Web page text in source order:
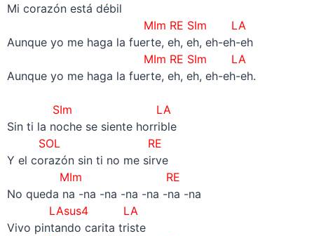
Mi corazón está débil
MIm RE SIm LA
Aunque yo me haga la fuerte, eh, eh, eh-eh-eh
MIm RE SIm LA
Aunque yo me haga la fuerte, eh, eh, eh-eh-eh.
SIm LA
Sin ti la noche se siente horrible
SOL RE
Y el corazón sin ti no me sirve
MIm RE
No queda na -na -na -na -na -na -na
LAsus4 LA
Vivo pintando carita triste